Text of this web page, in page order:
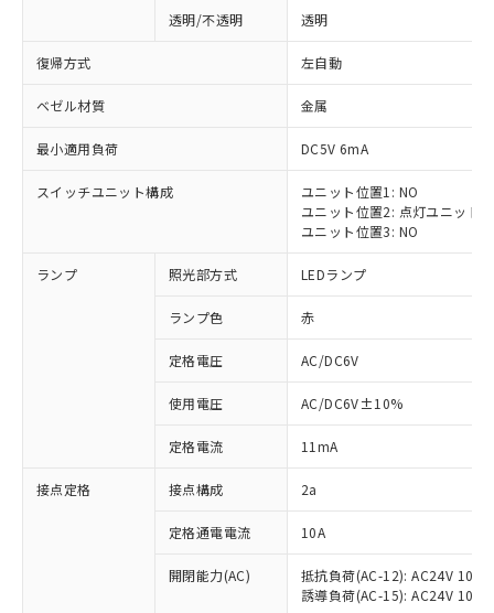
透明/不透明 透明
復帰方式 左自動
ベゼル材質 金属
最小適用負荷 DC5V 6mA
スイッチユニット構成
ユニット位置1: NO
ユニット位置2: 点灯ユニット
ユニット位置3: NO
ランプ 照光部方式 LEDランプ
ランプ色 赤
定格電圧 AC/DC6V
使用電圧 AC/DC6V±10%
定格電流 11mA
接点定格 接点構成 2a
定格通電電流 10A
開閉能力(AC)
抵抗負荷(AC-12): AC24V 10A/
誘導負荷(AC-15): AC24V
ご利用条件
以下の条件をお読みいただき、同意のうえ
ご利用ください。
本サービスは、当社制御機器事業取扱
商品の当社在庫状況および標準価格
(税抜)を提供させていただくもので
当社制御機器事業取扱商品の中には、
対応済み：EU RoHS指令（10物質）の
非含有に対応した製品が提供可能な商品で
対応予定：EU RoHS指令（10物質）の非含
有に対応した製品に切り替える予定のある
対応予定なし：EU RoHS指令（10物質）の
非含有に非対応の商品で、対応品を出す予
調査・確認中：EU RoHS指令（10物質）の
非含有の対応状況を調査中または確認中の
非該当品：ライセンス料など無形物で、有
害物質有無と関係のない商品です。
仕入先様の事情により、非含有部品として
「○」：最大均質材料含有率が中国RoHSの
基準値以下であることを示します。
「×」：最大均質材料含有率が中国RoHSの